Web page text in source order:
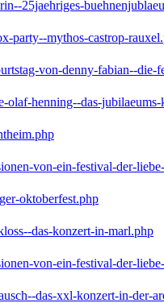
25jaehriges-
party--mythos-castrop-
von-denny-fabian--die-
olaf-henning--das-
von-ein-festival-der-
oktoberfest.php
das-konzert-in-marl.php
von-ein-festival-der-
das-xxl-konzert-in-der-